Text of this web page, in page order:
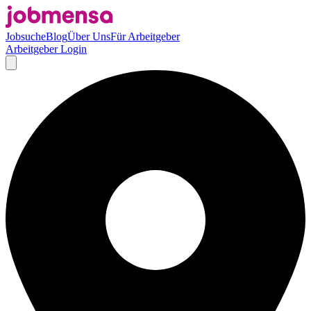
JobsucheBlogÜber UnsFür Arbeitgeber
Arbeitgeber Login